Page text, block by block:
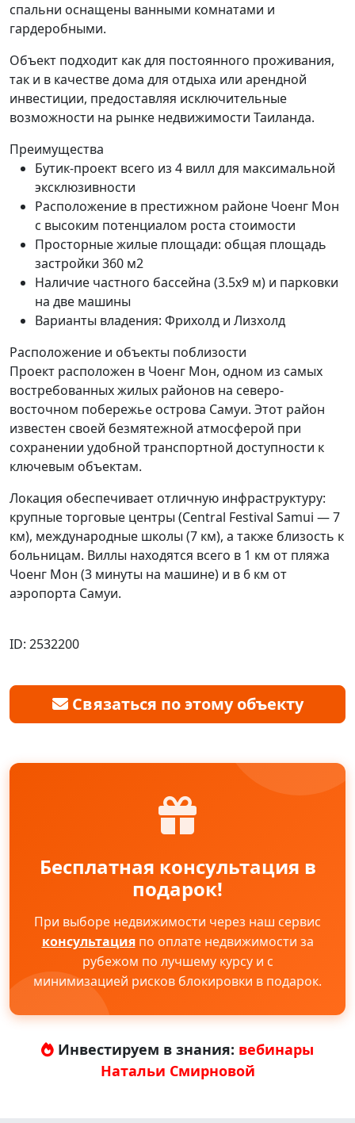
спальни оснащены ванными комнатами и
гардеробными.
Объект подходит как для постоянного проживания,
так и в качестве дома для отдыха или арендной
инвестиции, предоставляя исключительные
возможности на рынке недвижимости Таиланда.
Преимущества
Бутик-проект всего из 4 вилл для максимальной
эксклюзивности
Расположение в престижном районе Чоенг Мон
с высоким потенциалом роста стоимости
Просторные жилые площади: общая площадь
застройки 360 м2
Наличие частного бассейна (3.5x9 м) и парковки
на две машины
Варианты владения: Фрихолд и Лизхолд
Расположение и объекты поблизости
Проект расположен в Чоенг Мон, одном из самых
востребованных жилых районов на северо-
восточном побережье острова Самуи. Этот район
известен своей безмятежной атмосферой при
сохранении удобной транспортной доступности к
ключевым объектам.
Локация обеспечивает отличную инфраструктуру:
крупные торговые центры (Central Festival Samui — 7
км), международные школы (7 км), а также близость к
больницам. Виллы находятся всего в 1 км от пляжа
Чоенг Мон (3 минуты на машине) и в 6 км от
аэропорта Самуи.
ID: 2532200
Связаться по этому объекту
Бесплатная консультация в
подарок!
При выборе недвижимости через наш сервис
консультацияпо оплате недвижимости за
рубежом по лучшему курсу и с
минимизацией рисков блокировки в подарок.
Инвестируем в знания: вебинары
Натальи Смирновой